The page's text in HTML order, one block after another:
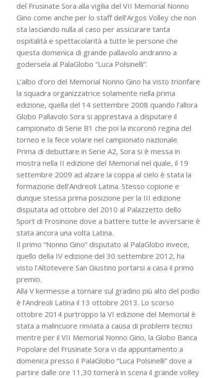
del Frusinate Sora alla vigilia del VII Memorial Nonno
Gino come anche per lo staff dell’Argos Volley che non
sta lasciando nulla al caso per assicurare tanta
ospitalità e spettacolarità a tutte le persone che
questa domenica di grande pallavolo andranno a
godersela al PalaGlobo “Luca Polsinelli”.
L’albo d’oro del Memorial Nonno Gino ha visto trionfare
la squadra organizzatrice solamente nella prima
edizione, quella del 14 settembre 2008 quando l’allora
Globo Pallavolo Sora si apprestava a disputare il
campionato di Serie B1 che poi la incoronò regina del
torneo e la fece volare nel campionato nazionale.
Prima di debuttare in Serie A2, Sora si è messa in
mostra nella II edizione del Memorial nel quale, il 19
settembre 2009 ad alzare la coppa al cielo è stata la
formazione dell’Andreoli Latina. Stesso copione e
dunque stessa prima posizione per la III edizione
disputata ad ottobre del 2010 al Palazzetto dello
Sport di Frosinone dove a battere tutte le avversarie è
stata ancora una volta Latina.
Il primo “Nonno Gino” disputato al PalaGlobo invece,
quello della IV edizione del 30 settembre 2012, ha
visto l’Altotevere San Giustino portarsi a casa il primo
premio.
Alla V kermesse a tornare sul gradino più alto del podio
è l’Andreoli Latina il 13 ottobre 2013. Lo scorso
ottobre 2014 purtroppo la VI edizione del Memorial è
stata a malincuore rinviata a causa di problemi tecnici
mentre per il VII Memorial Nonno Gino, la Globo Banca
Popolare del Frusinate Sora vi da appuntamento a
domenica presso il PalaGlobo “Luca Polsinelli” dove a
partire dalle ore 11,30 tornerà in scena il grande volley